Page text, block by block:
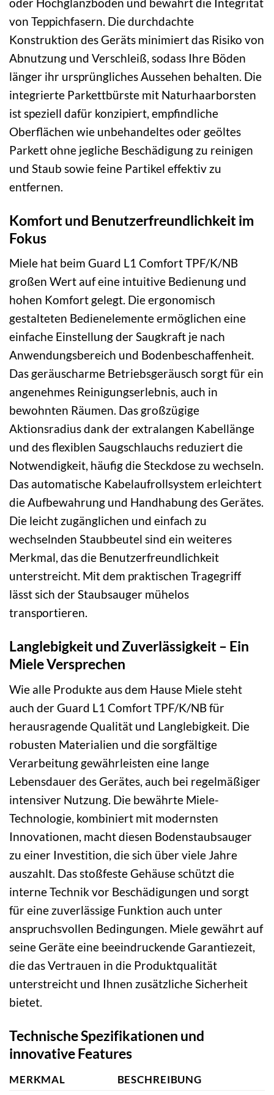
von Teppichfasern. Die durchdachte
Konstruktion des Geräts minimiert das Risiko von
Abnutzung und Verschleiß, sodass Ihre Böden
länger ihr ursprüngliches Aussehen behalten. Die
integrierte Parkettbürste mit Naturhaarborsten
ist speziell dafür konzipiert, empfindliche
Oberflächen wie unbehandeltes oder geöltes
Parkett ohne jegliche Beschädigung zu reinigen
und Staub sowie feine Partikel effektiv zu
entfernen.
Komfort und Benutzerfreundlichkeit im
Fokus
Miele hat beim Guard L1 Comfort TPF/K/NB
großen Wert auf eine intuitive Bedienung und
hohen Komfort gelegt. Die ergonomisch
gestalteten Bedienelemente ermöglichen eine
einfache Einstellung der Saugkraft je nach
Anwendungsbereich und Bodenbeschaffenheit.
Das geräuscharme Betriebsgeräusch sorgt für ein
angenehmes Reinigungserlebnis, auch in
bewohnten Räumen. Das großzügige
Aktionsradius dank der extralangen Kabellänge
und des flexiblen Saugschlauchs reduziert die
Notwendigkeit, häufig die Steckdose zu wechseln.
Das automatische Kabelaufrollsystem erleichtert
die Aufbewahrung und Handhabung des Gerätes.
Die leicht zugänglichen und einfach zu
wechselnden Staubbeutel sind ein weiteres
Merkmal, das die Benutzerfreundlichkeit
unterstreicht. Mit dem praktischen Tragegriff
lässt sich der Staubsauger mühelos
transportieren.
Langlebigkeit und Zuverlässigkeit – Ein
Miele Versprechen
Wie alle Produkte aus dem Hause Miele steht
auch der Guard L1 Comfort TPF/K/NB für
herausragende Qualität und Langlebigkeit. Die
robusten Materialien und die sorgfältige
Verarbeitung gewährleisten eine lange
Lebensdauer des Gerätes, auch bei regelmäßiger
intensiver Nutzung. Die bewährte Miele-
Technologie, kombiniert mit modernsten
Innovationen, macht diesen Bodenstaubsauger
zu einer Investition, die sich über viele Jahre
auszahlt. Das stoßfeste Gehäuse schützt die
interne Technik vor Beschädigungen und sorgt
für eine zuverlässige Funktion auch unter
anspruchsvollen Bedingungen. Miele gewährt auf
seine Geräte eine beeindruckende Garantiezeit,
die das Vertrauen in die Produktqualität
unterstreicht und Ihnen zusätzliche Sicherheit
bietet.
Technische Spezifikationen und
innovative Features
MERKMAL BESCHREIBUNG